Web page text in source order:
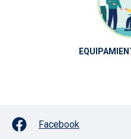
Facebook